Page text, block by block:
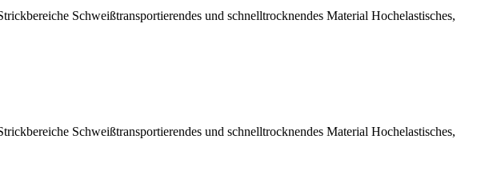
Schweißtransportierendes und schnelltrocknendes Material Hochelastisches,
Schweißtransportierendes und schnelltrocknendes Material Hochelastisches,